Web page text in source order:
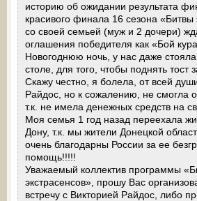
историю об ожидании результата
красивого финала 16 сезона «Битвы
со своей семьей (муж и 2 дочери)
оглашения победителя как «Бой
Новогоднюю ночь, у нас даже
столе, для того, чтобы поднять тост
Скажу честно, я болела, от всей
Райдос, но к сожалению, не смогла
т.к. не имела денежных средств на
Моя семья 1 год назад переехала
Дону, т.к. мы жители Донецкой
очень благодарны России за ее
помощь!!!!!
Уважаемый коллектив программы
экстрасенсов», прошу Вас
встречу с Викторией Райдос, либо